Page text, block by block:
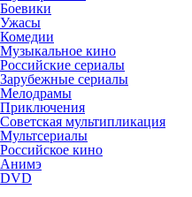
Боевики
Ужасы
Комедии
Музыкальное кино
Российские сериалы
Зарубежные сериалы
Мелодрамы
Приключения
Советская мультипликация
Мультсериалы
Российское кино
Анимэ
DVD